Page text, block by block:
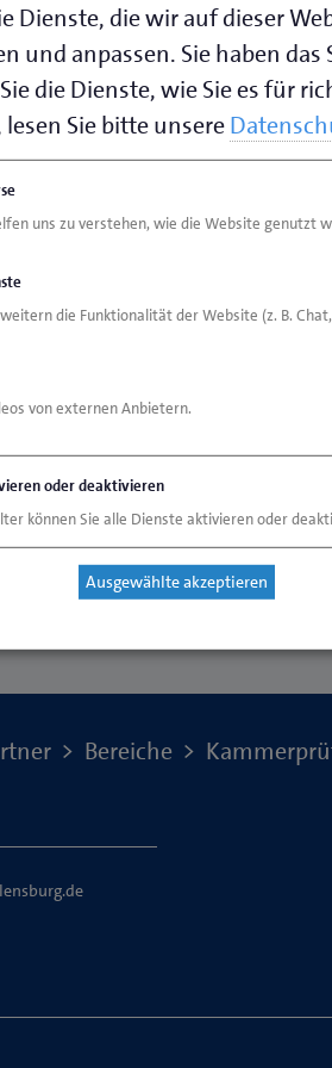
Bereiche
Dienste, die wir auf dieser
und anpassen. Sie haben das
die Dienste, wie Sie es für
Sie bitte unsere
uns zu verstehen, wie die Website genutzt
die Funktionalität der Website (z. B.
von externen Anbietern.
oder deaktivieren
können Sie alle Dienste aktivieren oder
Ausgewählte akzeptieren